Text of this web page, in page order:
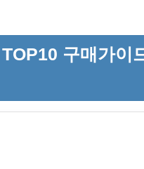
구매가이